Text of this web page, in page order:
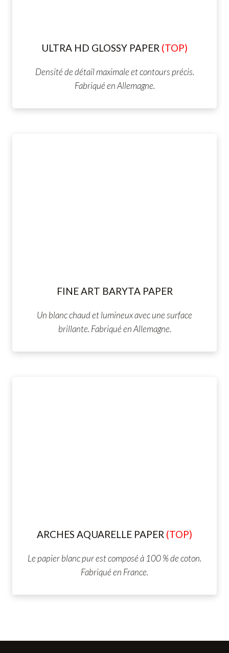
ULTRA HD GLOSSY PAPER (TOP)
Densité de détail maximale et contours précis.
Fabriqué en Allemagne.
FINE ART BARYTA PAPER
Un blanc chaud et lumineux avec une surface
brillante. Fabriqué en Allemagne.
ARCHES AQUARELLE PAPER (TOP)
Le papier blanc pur est composé à 100 % de coton.
Fabriqué en France.